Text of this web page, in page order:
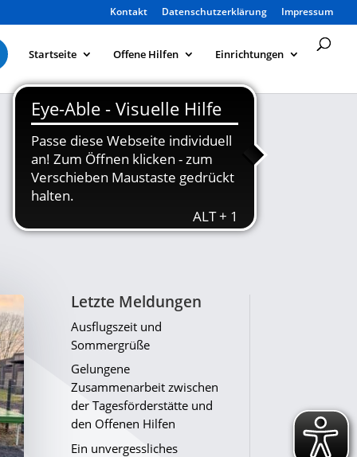
Kontakt Datenschutzerklärung Impressum
Startseite Offene Hilfen Einrichtungen
Letzte Meldungen
Ausflugszeit und
Sommergrüße
Gelungene
Zusammenarbeit zwischen
der Tagesförderstätte und
den Offenen Hilfen
Ein unvergessliches